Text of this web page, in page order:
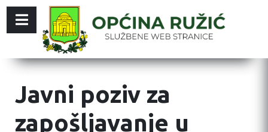
Javni poziv za
zapošljavanje u